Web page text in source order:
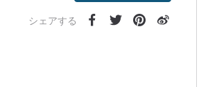
シェアする